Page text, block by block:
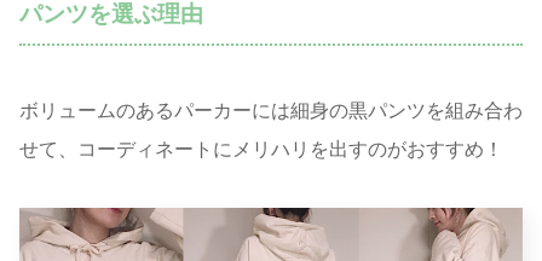
パンツを選ぶ理由
ボリュームのあるパーカーには細身の黒パンツを組み合わ
せて、コーディネートにメリハリを出すのがおすすめ！